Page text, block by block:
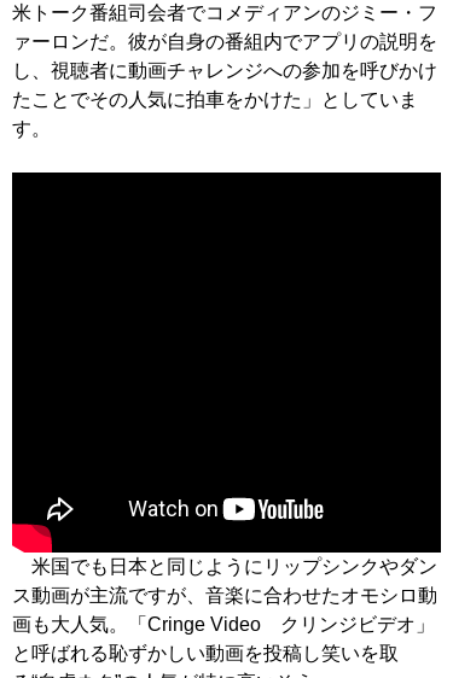
米トーク番組司会者でコメディアンのジミー・フ
ァーロンだ。彼が自身の番組内でアプリの説明を
し、視聴者に動画チャレンジへの参加を呼びかけ
たことでその人気に拍車をかけた」としていま
す。
米国でも日本と同じようにリップシンクやダン
ス動画が主流ですが、音楽に合わせたオモシロ動
画も大人気。「Cringe Video クリンジビデオ」
と呼ばれる恥ずかしい動画を投稿し笑いを取